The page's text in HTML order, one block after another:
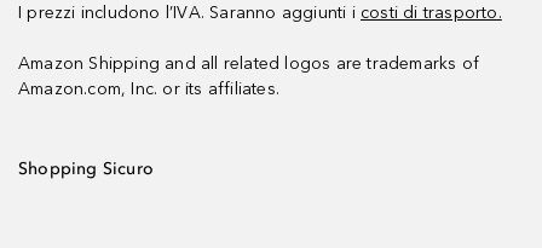
I prezzi includono l’IVA. Saranno aggiunti i costi di trasporto.
Amazon Shipping and all related logos are trademarks of
Amazon.com, Inc. or its affiliates.
Shopping Sicuro